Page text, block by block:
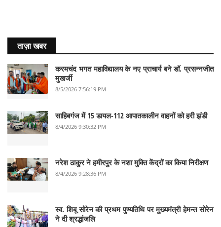
ताज़ा खबर
करमचंद भगत महाविद्यालय के नए प्राचार्य बने डॉ. प्रसन्नजीत
मुखर्जी
8/5/2026 7:56:19 PM
साहिबगंज में 15 डायल-112 आपातकालीन वाहनों को हरी झंडी
8/4/2026 9:30:32 PM
नरेश ठाकुर ने हमीरपुर के नशा मुक्ति केंद्रों का किया निरीक्षण
8/4/2026 9:28:36 PM
स्व. शिबू सोरेन की प्रथम पुण्यतिथि पर मुख्यमंत्री हेमन्त सोरेन
ने दी श्रद्धांजलि